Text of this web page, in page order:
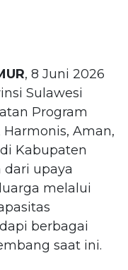
, 8 Juni 2026
Sulawesi
Program
Harmonis, Aman,
Kabupaten
upaya
melalui
berbagai
saat ini.